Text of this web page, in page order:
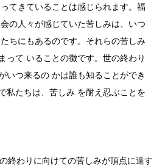
てきていることは感じられます。福
の人々が感じていた苦しみは、いつ
ちにもあるのです。それらの苦しみ
って いることの徴です。世の終わり
いつ来るの かは誰も知ることができ
私たちは、苦しみ を耐え忍ぶことを
終わりに向けての苦しみが頂点に達す